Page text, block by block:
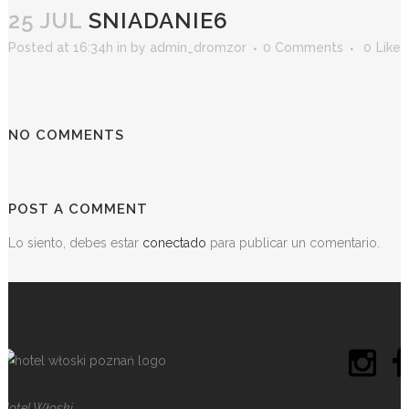
25 JUL SNIADANIE6
Posted at 16:34h in by admin_dromzor 0 Comments 0 Likes
NO COMMENTS
POST A COMMENT
Lo siento, debes estar conectado para publicar un comentario.